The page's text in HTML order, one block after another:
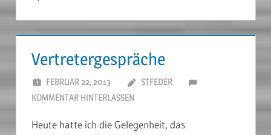
Vertretergespräche
FEBRUAR 22, 2013
STFEDER
KOMMENTAR HINTERLASSEN
Heute hatte ich die Gelegenheit, das